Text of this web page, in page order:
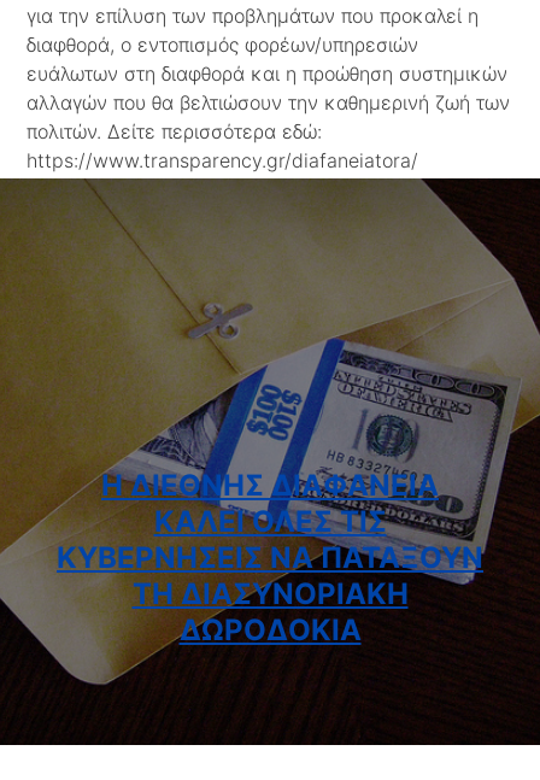
για την επίλυση των προβλημάτων που προκαλεί η
διαφθορά, ο εντοπισμός φορέων/υπηρεσιών
ευάλωτων στη διαφθορά και η προώθηση συστημικών
αλλαγών που θα βελτιώσουν την καθημερινή ζωή των
πολιτών. Δείτε περισσότερα εδώ:
https://www.transparency.gr/diafaneiatora/
Η ΔΙΕΘΝΉΣ ΔΙΑΦΆΝΕΙΑ
ΚΑΛΕΊ ΌΛΕΣ ΤΙΣ
ΚΥΒΕΡΝΉΣΕΙΣ ΝΑ ΠΑΤΆΞΟΥΝ
ΤΗ ΔΙΑΣΥΝΟΡΙΑΚΉ
ΔΩΡΟΔΟΚΊΑ